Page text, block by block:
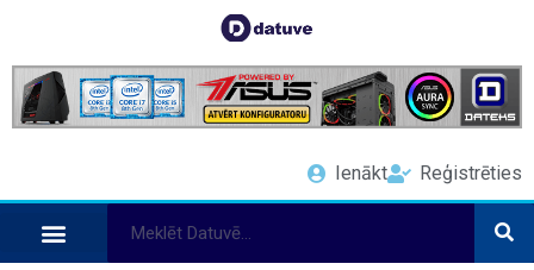
Ienākt Reģistrēties